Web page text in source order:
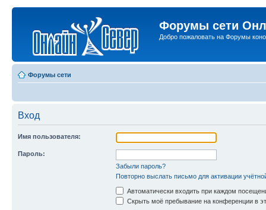
Форумы сети
Добро пожаловать на Форумы
Форумы сети
Вход
Имя пользователя:
Пароль:
Забыли пароль?
Повторно выслать письмо для активации
Автоматически входить при каждом
Скрыть моё пребывание на конференции в